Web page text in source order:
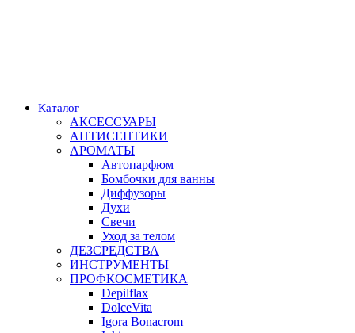
Каталог
АКСЕССУАРЫ
АНТИСЕПТИКИ
АРОМАТЫ
Автопарфюм
Бомбочки для ванны
Диффузоры
Духи
Свечи
Уход за телом
ДЕЗСРЕДСТВА
ИНСТРУМЕНТЫ
ПРОФКОСМЕТИКА
Depilflax
DolceVita
Igora Bonacrom